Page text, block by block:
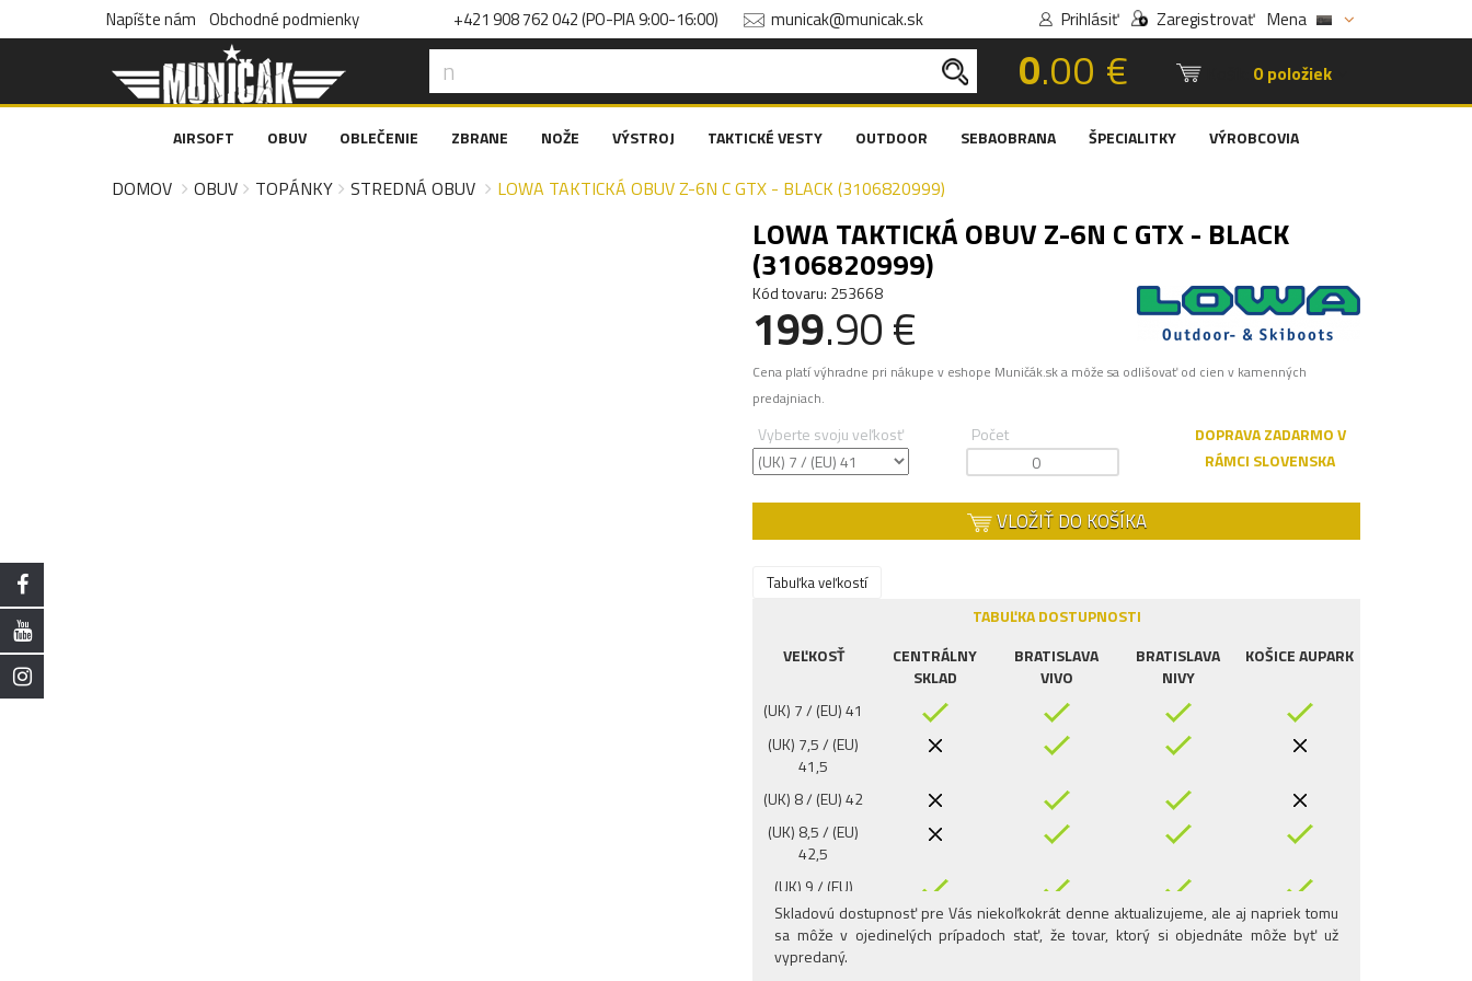
Napíšte nám Obchodné podmienky +421 908 762 042 (PO-PIA 9:00-16:00) municak@municak.sk Prihlásiť Zaregistrovať Mena
0.00 € 0 položiek
AIRSOFT OBUV OBLEČENIE ZBRANE NOŽE VÝSTROJ TAKTICKÉ VESTY OUTDOOR SEBAOBRANA ŠPECIALITKY VÝROBCOVIA
DOMOV OBUV TOPÁNKY STREDNÁ OBUV LOWA TAKTICKÁ OBUV Z-6N C GTX - BLACK (3106820999)
LOWA TAKTICKÁ OBUV Z-6N C GTX - BLACK
(3106820999)
Kód tovaru: 253668
199.90 €
Cena platí výhradne pri nákupe v eshope Muničák.sk a môže sa odlišovať od cien v kamenných
predajniach.
Vyberte svoju veľkosť Počet
DOPRAVA ZADARMO V
RÁMCI SLOVENSKA
VLOŽIŤ DO KOŠÍKA
Tabuľka veľkostí
TABUĽKA DOSTUPNOSTI
VEĽKOSŤ
CENTRÁLNY
SKLAD
BRATISLAVA
VIVO
BRATISLAVA
NIVY
KOŠICE AUPARK
(UK) 7 / (EU) 41
(UK) 7,5 / (EU)
41,5
(UK) 8 / (EU) 42
(UK) 8,5 / (EU)
42,5
(UK) 9 / (EU)
43,5
(UK) 9,5 / (EU)
44
Skladovú dostupnosť pre Vás niekoľkokrát denne aktualizujeme, ale aj napriek tomu
sa môže v ojedinelých prípadoch stať, že tovar, ktorý si objednáte môže byť už
vypredaný.